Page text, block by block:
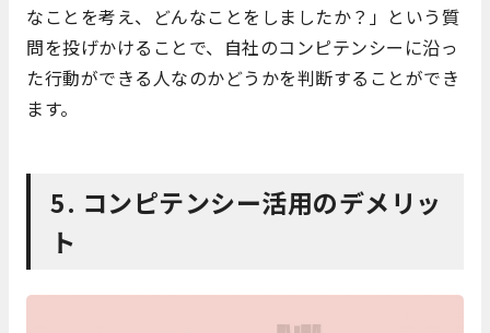
なことを考え、どんなことをしましたか？」という質
問を投げかけることで、自社のコンピテンシーに沿っ
た行動ができる人なのかどうかを判断することができ
ます。
5. コンピテンシー活用のデメリッ
ト